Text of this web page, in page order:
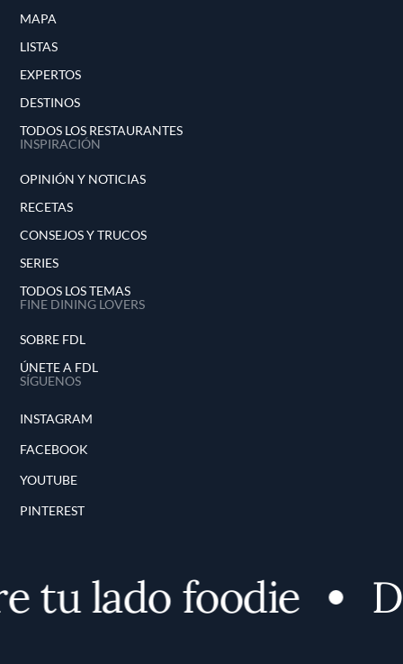
MAPA
LISTAS
EXPERTOS
DESTINOS
TODOS LOS RESTAURANTES
INSPIRACIÓN
OPINIÓN Y NOTICIAS
RECETAS
CONSEJOS Y TRUCOS
SERIES
TODOS LOS TEMAS
FINE DINING LOVERS
SOBRE FDL
ÚNETE A FDL
SÍGUENOS
INSTAGRAM
FACEBOOK
YOUTUBE
PINTEREST
tu lado foodie